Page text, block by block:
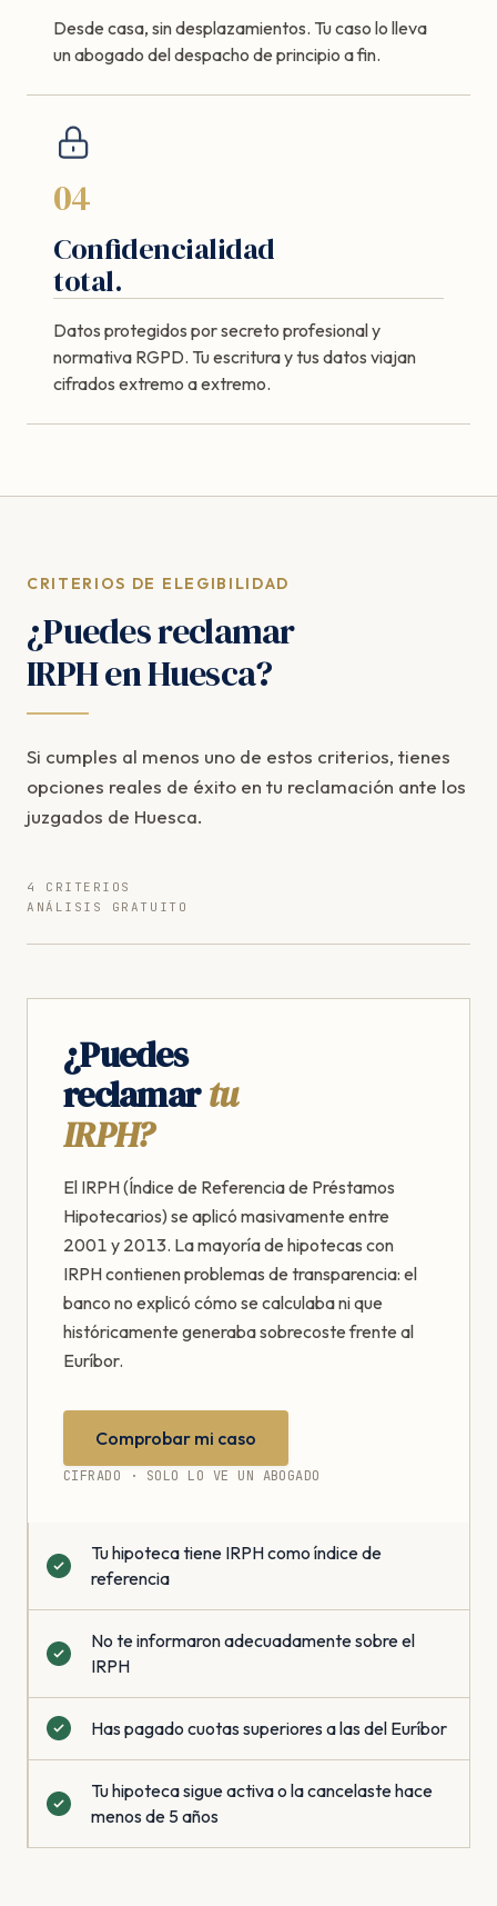
Desde casa, sin desplazamientos. Tu caso lo lleva
un abogado del despacho de principio a fin.
04
Confidencialidad
total.
Datos protegidos por secreto profesional y
normativa RGPD. Tu escritura y tus datos viajan
cifrados extremo a extremo.
CRITERIOS DE ELEGIBILIDAD
¿Puedes reclamar
IRPH en Huesca?
Si cumples al menos uno de estos criterios, tienes
opciones reales de éxito en tu reclamación ante los
juzgados de Huesca.
4 CRITERIOS
ANÁLISIS GRATUITO
¿Puedes
reclamartu
IRPH?
El IRPH (Índice de Referencia de Préstamos
Hipotecarios) se aplicó masivamente entre
2001 y 2013. La mayoría de hipotecas con
IRPH contienen problemas de transparencia: el
banco no explicó cómo se calculaba ni que
históricamente generaba sobrecoste frente al
Euríbor.
Comprobar mi caso
CIFRADO · SOLO LO VE UN ABOGADO
Tu hipoteca tiene IRPH como índice de
referencia
No te informaron adecuadamente sobre el
IRPH
Has pagado cuotas superiores a las del Euríbor
Tu hipoteca sigue activa o la cancelaste hace
menos de 5 años